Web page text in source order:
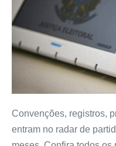
Convenções, registros,
entram no radar de